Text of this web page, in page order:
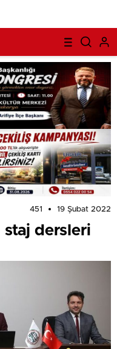
451 19 Şubat 2022
staj dersleri